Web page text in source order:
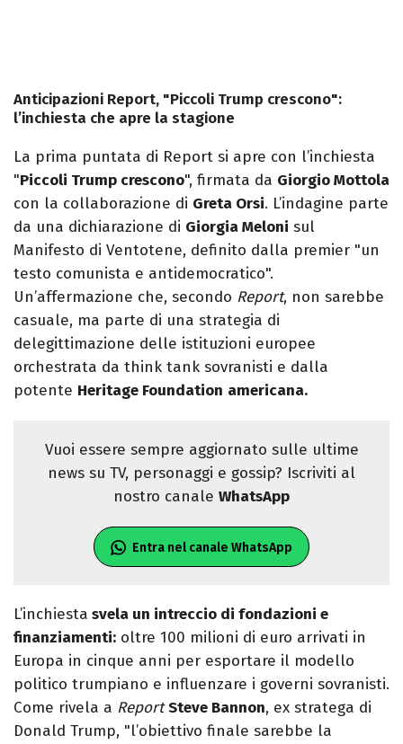
Anticipazioni Report, "Piccoli Trump crescono":
l’inchiesta che apre la stagione
La prima puntata di Report si apre con l’inchiesta
"Piccoli Trump crescono", firmata da Giorgio Mottola
con la collaborazione di Greta Orsi. L’indagine parte
da una dichiarazione di Giorgia Meloni sul
Manifesto di Ventotene, definito dalla premier "un
testo comunista e antidemocratico".
Un’affermazione che, secondo Report, non sarebbe
casuale, ma parte di una strategia di
delegittimazione delle istituzioni europee
orchestrata da think tank sovranisti e dalla
potente Heritage Foundation americana.
Vuoi essere sempre aggiornato sulle ultime
news su TV, personaggi e gossip? Iscriviti al
nostro canale WhatsApp
Entra nel canale WhatsApp
L’inchiesta svela un intreccio di fondazioni e
finanziamenti: oltre 100 milioni di euro arrivati in
Europa in cinque anni per esportare il modello
politico trumpiano e influenzare i governi sovranisti.
Come rivela a Report Steve Bannon, ex stratega di
Donald Trump, "l’obiettivo finale sarebbe la